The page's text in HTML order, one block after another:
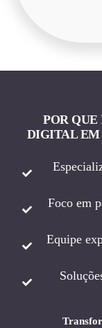
POR
DIGITAL EM
Foco em
Equipe